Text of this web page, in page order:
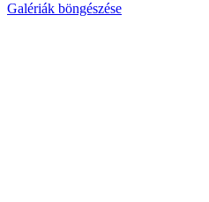
Galériák böngészése